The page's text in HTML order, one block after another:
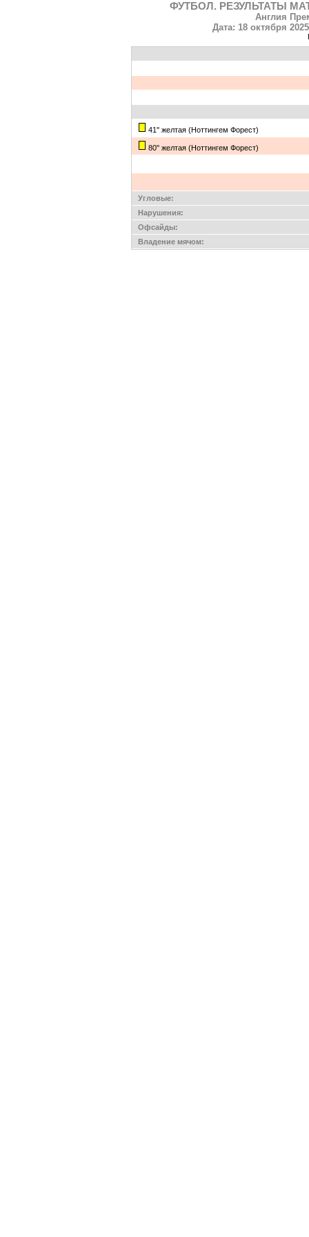
ФУТБОЛ. РЕЗУЛЬТАТЫ
Англия
Дата: 18 октября
41'' желтая (Ноттингем Форест)
80'' желтая (Ноттингем Форест)
Угловые:
Нарушения:
Офсайды:
Владение мячом: